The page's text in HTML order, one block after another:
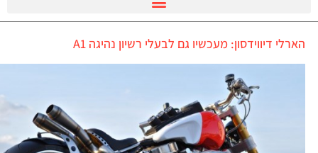
הארלי דיווידסון: מעכשיו גם לבעלי רשיון נהיגה A1